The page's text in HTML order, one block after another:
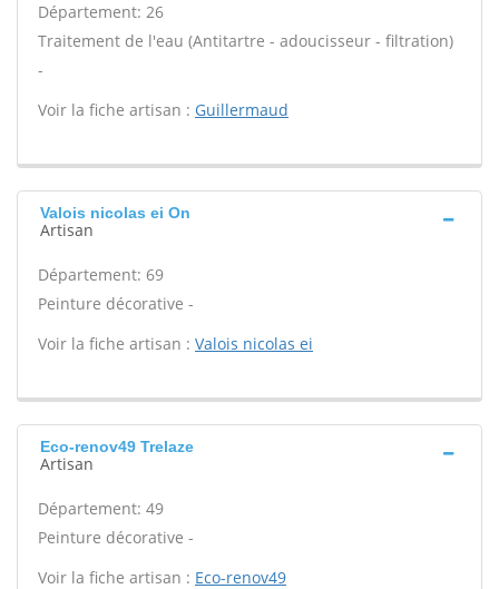
Département: 26
Traitement de l'eau (Antitartre - adoucisseur - filtration)
-
Voir la fiche artisan : Guillermaud
Valois nicolas ei On
Artisan
Département: 69
Peinture décorative -
Voir la fiche artisan : Valois nicolas ei
Eco-renov49 Trelaze
Artisan
Département: 49
Peinture décorative -
Voir la fiche artisan : Eco-renov49